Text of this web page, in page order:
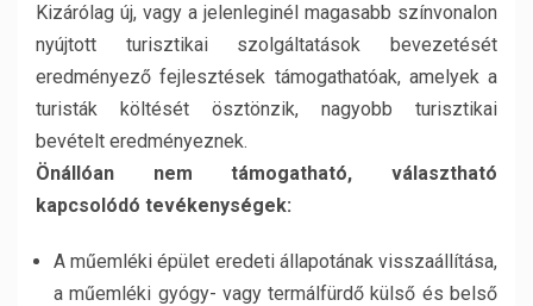
Kizárólag új, vagy a jelenleginél magasabb színvonalon
nyújtott turisztikai szolgáltatások bevezetését
eredményező fejlesztések támogathatóak, amelyek a
turisták költését ösztönzik, nagyobb turisztikai
bevételt eredményeznek.
Önállóan nem támogatható, választható
kapcsolódó tevékenységek:
A műemléki épület eredeti állapotának visszaállítása,
a műemléki gyógy- vagy termálfürdő külső és belső